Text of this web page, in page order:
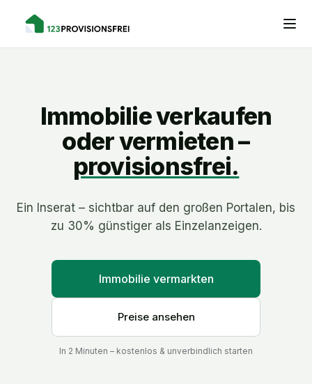
Immobilie verkaufen
oder vermieten –
provisionsfrei.
Ein Inserat – sichtbar auf den großen Portalen, bis
zu 30% günstiger als Einzelanzeigen.
Immobilie vermarkten
Preise ansehen
In 2 Minuten – kostenlos & unverbindlich starten